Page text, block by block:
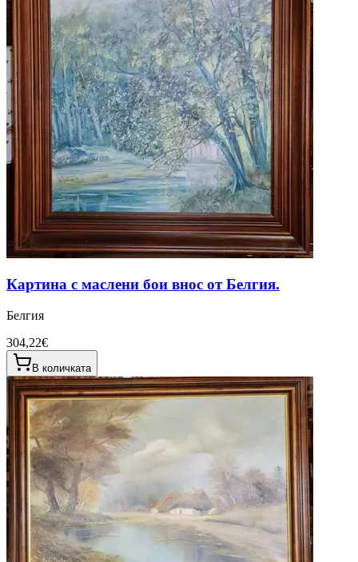
Картина с маслени бои внос от Белгия.
Белгия
304,22€
В количката